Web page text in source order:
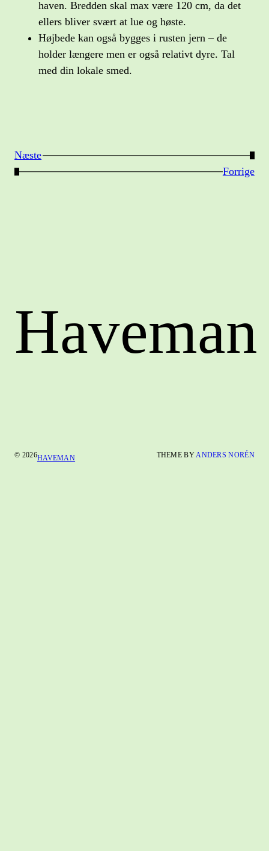
haven. Bredden skal max være 120 cm, da det
ellers bliver svært at lue og høste.
Højbede kan også bygges i rusten jern – de
holder længere men er også relativt dyre. Tal
med din lokale smed.
Næste
→
←
Forrige
Haveman
© 2026HAVEMAN THEME BY ANDERS NORÉN